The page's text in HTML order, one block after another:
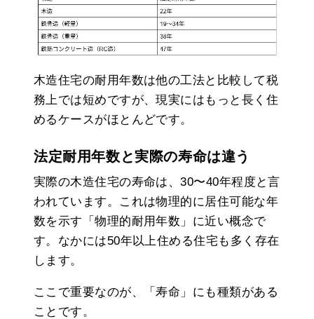
木造住宅の耐用年数は他の工法と比較して税
務上では短めですが、現実にはもっと長く住
めるケースがほとんどです。
法定耐用年数と実際の寿命は違う
実際の木造住宅の寿命は、30〜40年程度と言
われています。これは物理的に居住可能な年
数を示す「物理的耐用年数」に近い概念で
す。なかには50年以上住める住宅も多く存在
します。
ここで重要なのが、「寿命」にも種類がある
ことです。